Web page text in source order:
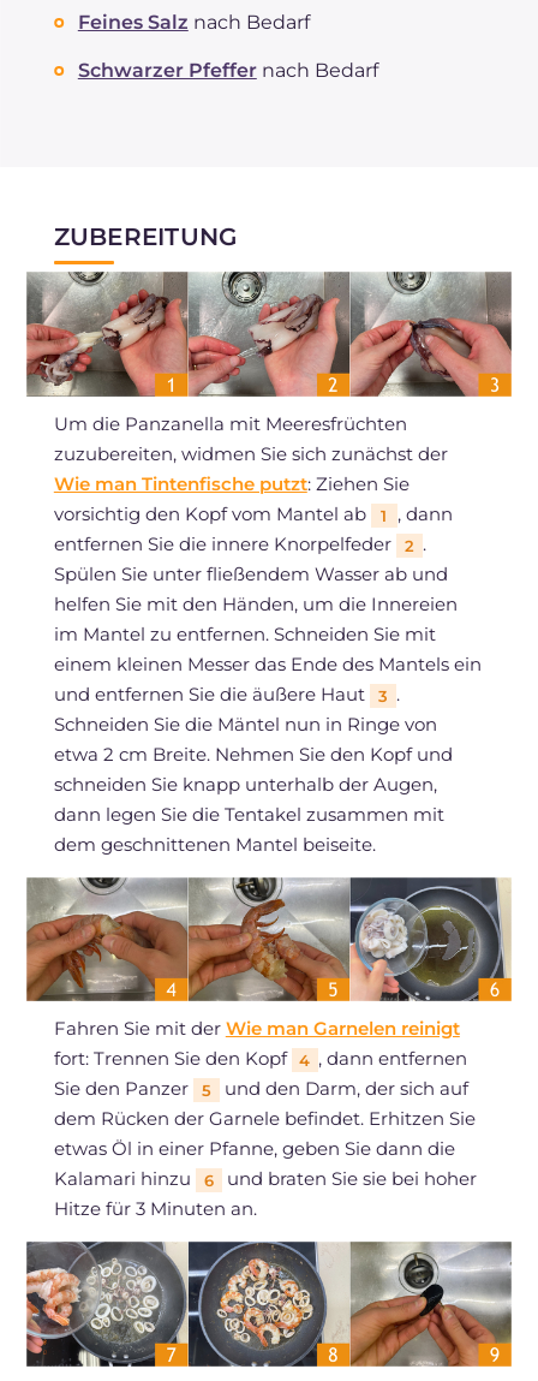
Feines Salz nach Bedarf
Schwarzer Pfeffer nach Bedarf
ZUBEREITUNG
Um die Panzanella mit Meeresfrüchten
zuzubereiten, widmen Sie sich zunächst der
Wie man Tintenfische putzt: Ziehen Sie
vorsichtig den Kopf vom Mantel ab
1
, dann
entfernen Sie die innere Knorpelfeder
2 .
Spülen Sie unter fließendem Wasser ab und
helfen Sie mit den Händen, um die Innereien
im Mantel zu entfernen. Schneiden Sie mit
einem kleinen Messer das Ende des Mantels ein
und entfernen Sie die äußere Haut
3 .
Schneiden Sie die Mäntel nun in Ringe von
etwa 2 cm Breite. Nehmen Sie den Kopf und
schneiden Sie knapp unterhalb der Augen,
dann legen Sie die Tentakel zusammen mit
dem geschnittenen Mantel beiseite.
Fahren Sie mit der Wie man Garnelen reinigt
fort: Trennen Sie den Kopf 4 , dann entfernen
Sie den Panzer
5
und den Darm, der sich auf
dem Rücken der Garnele befindet. Erhitzen Sie
etwas Öl in einer Pfanne, geben Sie dann die
Kalamari hinzu
6
und braten Sie sie bei hoher
Hitze für 3 Minuten an.